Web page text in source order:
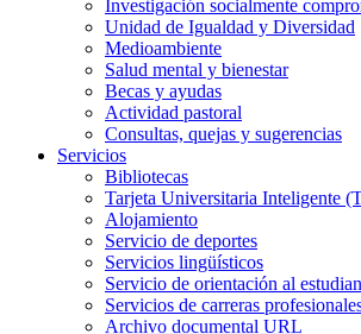
Investigación socialmente
Unidad de Igualdad y Diversidad
Medioambiente
Salud mental y bienestar
Becas y ayudas
Actividad pastoral
Consultas, quejas y sugerencias
Servicios
Bibliotecas
Tarjeta Universitaria Inteligente
Alojamiento
Servicio de deportes
Servicios lingüísticos
Servicio de orientación al
Servicios de carreras
Archivo documental URL